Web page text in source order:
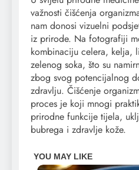
važnosti čišćenja
nam donosi vizuelni
iz prirode. Na fotografiji
kombinaciju celera, kelja,
zelenog soka, što su
zbog svog potencijalnog
zdravlju. Čišćenje
proces je koji mnogi
prirodne funkcije tijela,
bubrega i zdravlje kože.